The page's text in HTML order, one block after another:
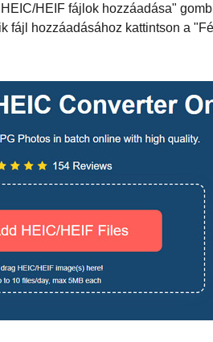
HEIF fájlok hozzáadása"
fájl hozzáadásához kattintson a